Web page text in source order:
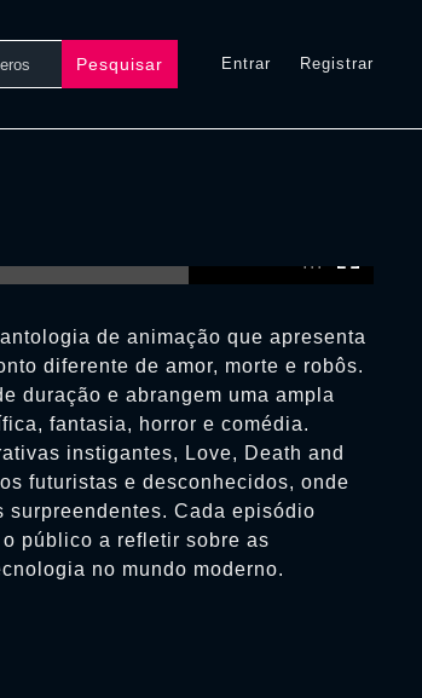
Pesquisar Entrar Registrar
de animação que apresenta
diferente de amor, morte e robôs.
duração e abrangem uma ampla
fantasia, horror e comédia.
instigantes, Love, Death and
futuristas e desconhecidos, onde
surpreendentes. Cada episódio
público a refletir sobre as
no mundo moderno.